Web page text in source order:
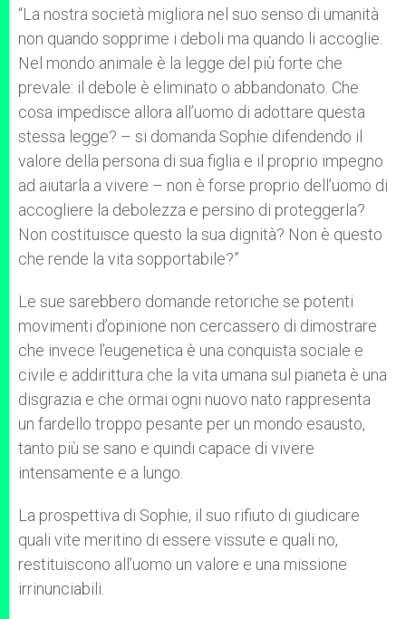
“La nostra società migliora nel suo senso di umanità
non quando sopprime i deboli ma quando li accoglie.
Nel mondo animale è la legge del più forte che
prevale: il debole è eliminato o abbandonato. Che
cosa impedisce allora all’uomo di adottare questa
stessa legge? – si domanda Sophie difendendo il
valore della persona di sua figlia e il proprio impegno
ad aiutarla a vivere – non è forse proprio dell’uomo di
accogliere la debolezza e persino di proteggerla?
Non costituisce questo la sua dignità? Non è questo
che rende la vita sopportabile?”
Le sue sarebbero domande retoriche se potenti
movimenti d’opinione non cercassero di dimostrare
che invece l’eugenetica è una conquista sociale e
civile e addirittura che la vita umana sul pianeta è una
disgrazia e che ormai ogni nuovo nato rappresenta
un fardello troppo pesante per un mondo esausto,
tanto più se sano e quindi capace di vivere
intensamente e a lungo.
La prospettiva di Sophie, il suo rifiuto di giudicare
quali vite meritino di essere vissute e quali no,
restituiscono all’uomo un valore e una missione
irrinunciabili.